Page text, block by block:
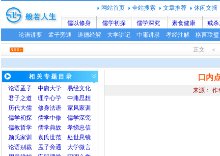
网站首页 全站搜索 文章推荐 休闲文摘
儒以修身 儒学初探 儒学深究 素食健康
戒
论语讲要
孟子旁通 道德经解 大学讲记 中庸讲录 孝经注解 格言联璧
正文
相 关 专 题 目 录
论语孟子 中庸大学
易经文化
君子之道
理学心学
中庸思想
历代大儒
修身法语
家风家训
儒学初探
儒学中修
儒学深究
儒教哲学
儒学典故
孝悌忠信
颜氏家训
袁氏世范
处世悬镜
论语别裁
孟子旁通
大学微言
口内
来源：